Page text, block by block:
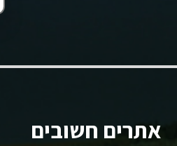
אתרים חשובים